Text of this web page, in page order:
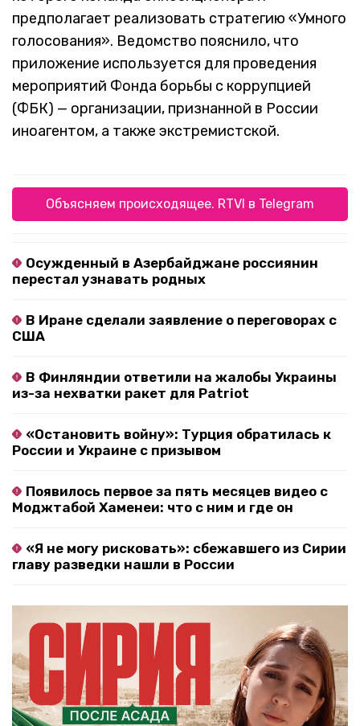
предполагает реализовать стратегию «Умного
голосования». Ведомство пояснило, что
приложение используется для проведения
мероприятий Фонда борьбы с коррупцией
(ФБК) — организации, признанной в России
иноагентом, а также экстремистской.
Объясняем происходящее. RTVI в Telegram
Осужденный в Азербайджане россиянин
перестал узнавать родных
В Иране сделали заявление о переговорах с
США
В Финляндии ответили на жалобы Украины
из-за нехватки ракет для Patriot
«Остановить войну»: Турция обратилась к
России и Украине с призывом
Появилось первое за пять месяцев видео с
Моджтабой Хаменеи: что с ним и где он
«Я не могу рисковать»: сбежавшего из Сирии
главу разведки нашли в России